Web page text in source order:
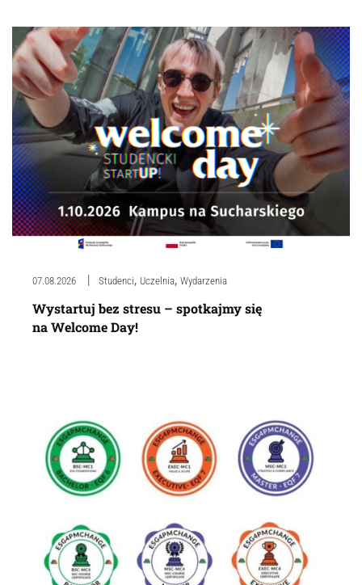
07.08.2026 Studenci, Uczelnia, Wydarzenia
Wystartuj bez stresu – spotkajmy się
na Welcome Day!